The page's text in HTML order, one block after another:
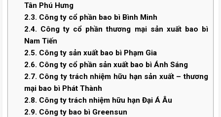
Tân Phú Hưng
2.3. Công ty cổ phần bao bì Bình Minh
2.4. Công ty cổ phần thương mại sản xuất bao bì
Nam Tiến
2.5. Công ty sản xuất bao bì Phạm Gia
2.6. Công ty cổ phần sản xuất bao bì Ánh Sáng
2.7. Công ty trách nhiệm hữu hạn sản xuất – thương
mại bao bì Phát Thành
2.8. Công ty trách nhiệm hữu hạn Đại Á Âu
2.9. Công ty bao bì Greensun